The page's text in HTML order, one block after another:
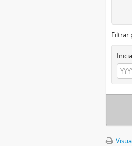
Filtrar